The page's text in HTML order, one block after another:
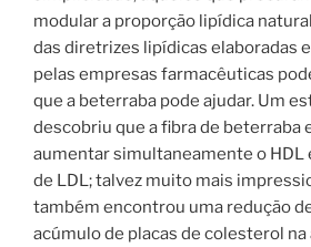
modular a proporção lipídica
das diretrizes lipídicas elaboradas
pelas empresas farmacêuticas
que a beterraba pode ajudar. Um
descobriu que a fibra de beterraba
aumentar simultaneamente o HDL
de LDL; talvez muito mais
também encontrou uma redução
acúmulo de placas de colesterol